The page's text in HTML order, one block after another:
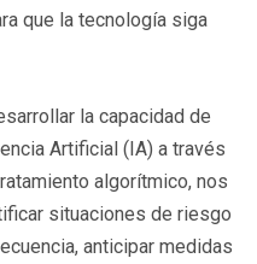
que la tecnología siga
la capacidad de
Artificial (IA) a través
algorítmico, nos
situaciones de riesgo
anticipar medidas